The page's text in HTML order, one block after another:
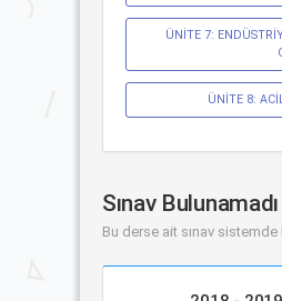
ÜNİTE 7:
ÜNİTE 8:
Sınav Bulunamadı
Bu derse ait sınav sistemde